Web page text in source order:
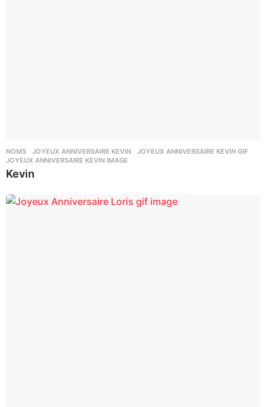
NOMS JOYEUX ANNIVERSAIRE KEVIN ,JOYEUX ANNIVERSAIRE KEVIN GIF
JOYEUX ANNIVERSAIRE KEVIN IMAGE
Kevin